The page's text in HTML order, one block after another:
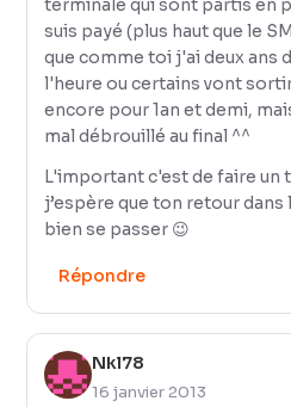
terminale qui sont partis en
suis payé (plus haut que le
que comme toi j'ai deux ans
l'heure ou certains vont
encore pour 1an et demi,
mal débrouillé au final ^^
L'important c'est de faire un
j’espère que ton retour
bien se passer 😉
Répondre
Nkl78
16 janvier 2013